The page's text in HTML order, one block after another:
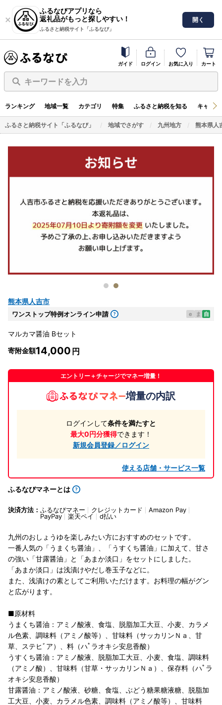
ふるなびアプリなら
返礼品がもっと探しやすい！
ふるさと納税サイト「ふるなび」
開く
ガイド ログイン お気に入り カート
キーワードを入力
ランキング 地域一覧 カテゴリ 特集 ふるさと納税を知る キャン
ふるさと納税サイト「ふるなび」 地域でさがす 九州地方 熊本県人
熊本県人吉市
ワンストップ特例オンライン申請 e ま 自
マルカマ醤油 Bセット
寄附金額14,000
エントリー＋チャージでマネー増量！
増量の内訳
ログインして条件を満たすと
最大0円分獲得できます！
新規会員登録／ログイン
使える店舗・サービス一覧
ふるなびマネーとは
決済方法： ふるなびマネー クレジットカード
Amazon Pay
PayPay
楽天ペイ d払い
九州のおしょうゆを楽しみたい方におすすめのセットです。
一番人気の「うまくち醤油」、「うすくち醤油」に加えて、甘さ
の強い「甘露醤油」と「あまか淡口」をセットにしました。
「あまか淡口」は浅漬けやだし巻玉子などに。
また、浅漬けの素としてご利用いただけます。お料理の幅がグン
と広がります。
■原材料
うまくち醤油：アミノ酸液、食塩、脱脂加工大豆、小麦、カラメ
ル色素、調味料（アミノ酸等）、甘味料（サッカリンＮａ、甘
草、ステヒﾞア）、料（ハﾟラオキシ安息香酸）
うすくち醤油：アミノ酸液、脱脂加工大豆、小麦、食塩、調味料
（アミノ酸）、甘味料（甘草・サッカリンＮａ）、保存料（ハﾟラ
オキシ安息香酸）
甘露醤油：アミノ酸液、砂糖、食塩、ぶどう糖果糖液糖、脱脂加
工大豆、小麦、カラメル色素、調味料（アミノ酸等）、甘味料